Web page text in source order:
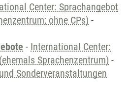
Center: Sprachangebot
ohne CPs) -
- International Center:
Sprachenzentrum) -
Sonderveranstaltungen